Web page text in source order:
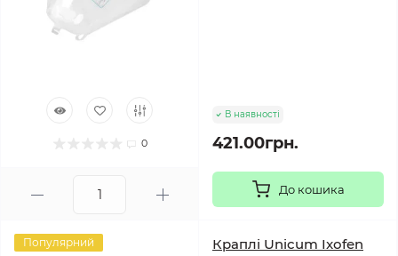
0
В наявності
421.00грн.
До кошика
Популярний
Краплі Unicum Ixofen